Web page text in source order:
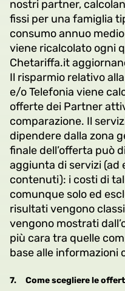
nostri partner,
fissi per una famiglia
consumo annuo
viene ricalcolato ogni
Chetariffa.it
Il risparmio relativo
e/o Telefonia viene
offerte dei Partner
comparazione. Il
dipendere dalla zona
finale dell’offerta può
aggiunta di servizi (ad
contenuti): i costi di
comunque solo ed
risultati vengono
vengono mostrati
più cara tra quelle
base alle informazioni
7. Come scegliere le